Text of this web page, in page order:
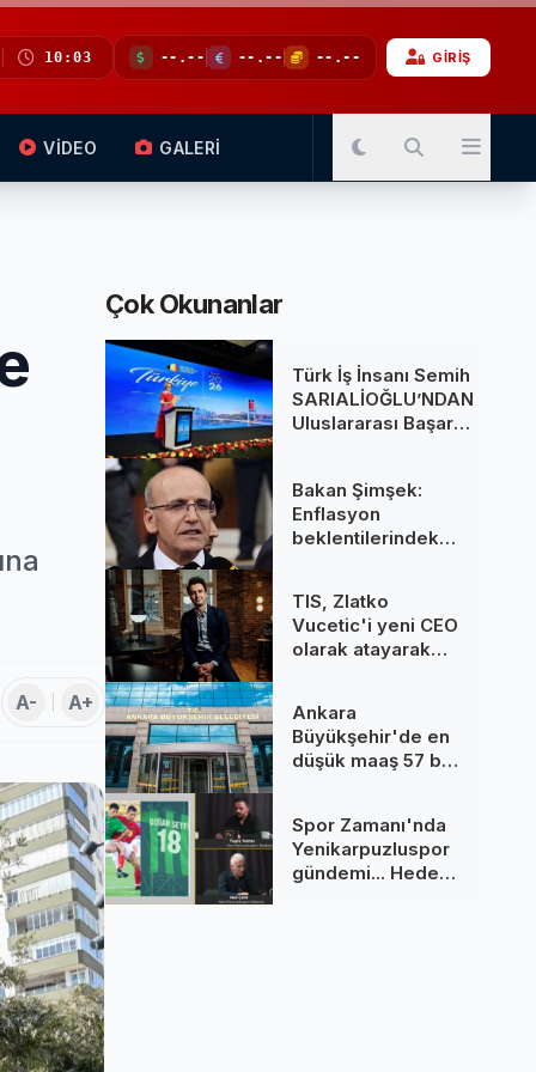
10:03 --.-- --.-- --.-- GİRİŞ
VİDEO GALERİ
A- A+
Çok Okunanlar
Türk İş İnsanı Semih
SARIALİOĞLU’NDAN
Uluslararası Başarı:
Katıldığı Zirvede
Stratejik İmza
Bakan Şimşek:
Enflasyon
beklentilerindeki
güçlendiriyor
TIS, Zlatko
Vucetic'i yeni CEO
olarak atayarak
odaklanıyor
Ankara
Büyükşehir'de en
düşük maaş 57 bin
Spor Zamanı'nda
Yenikarpuzluspor
gündemi... Hedef